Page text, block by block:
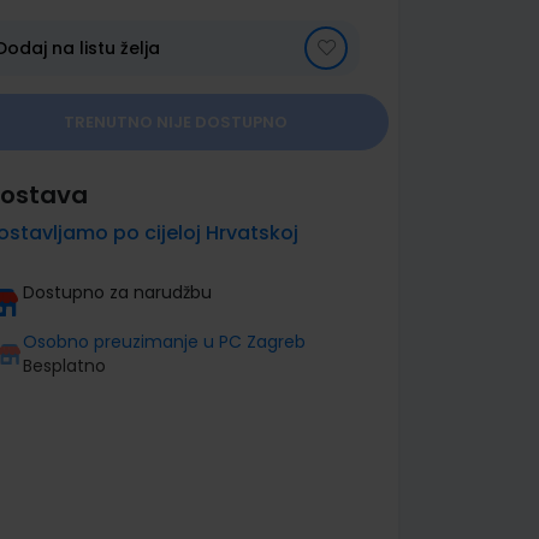
na listu želja
po cijeloj Hrvatskoj
Dostupno za narudžbu
Osobno preuzimanje u PC Zagreb
Besplatno